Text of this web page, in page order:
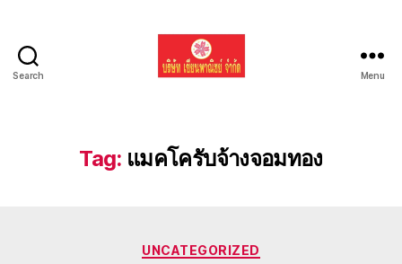
Search
รถ
แบค
Menu
Tag: แมคโครับจ้างจอมทอง
Categories
UNCATEGORIZED